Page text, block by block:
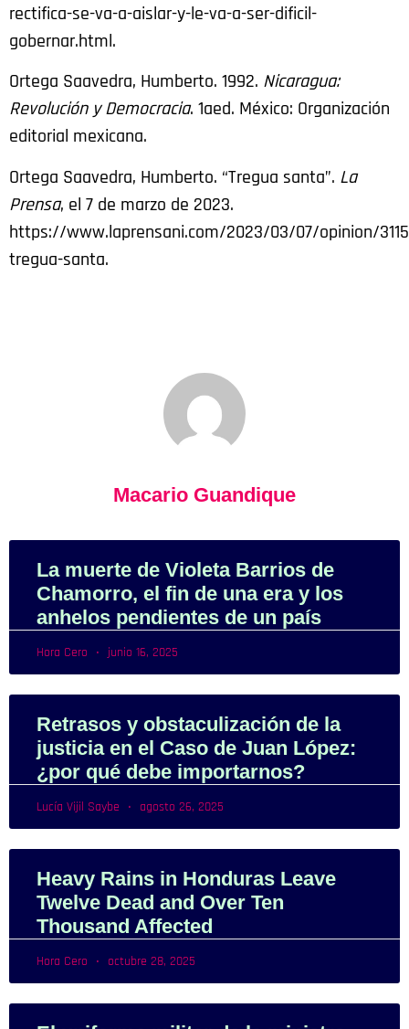
rectifica-se-va-a-aislar-y-le-va-a-ser-dificil-
gobernar.html.
Ortega Saavedra, Humberto. 1992. Nicaragua:
Revolución y Democracia. 1aed. México: Organización
editorial mexicana.
Ortega Saavedra, Humberto. “Tregua santa”. La
Prensa, el 7 de marzo de 2023.
https://www.laprensani.com/2023/03/07/opinion/
tregua-santa.
Macario Guandique
La muerte de Violeta Barrios de
Chamorro, el fin de una era y los
anhelos pendientes de un país
Hora Cero junio 16, 2025
Retrasos y obstaculización de la
justicia en el Caso de Juan López:
¿por qué debe importarnos?
Lucía Vijil Saybe agosto 26, 2025
Heavy Rains in Honduras Leave
Twelve Dead and Over Ten
Thousand Affected
Hora Cero octubre 28, 2025